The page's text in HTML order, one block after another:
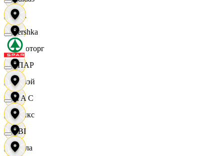
Zara
Агроторг
Амвэй
Аникс
Билла
Bershka
СПАР
M A C
OBI